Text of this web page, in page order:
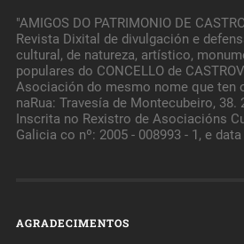
"AMIGOS DO PATRIMONIO DE
Revista Dixital de divulgación e
cultural, de natureza, artístico,
populares do CONCELLO de
Asociación do mesmo nome que ten
naRua: Travesía de Montecubeiro, 38.
Inscrita no Rexistro de Asociacións
Galicia co nº: 2005 - 008993 - 1, e
AGRADECIMENTOS